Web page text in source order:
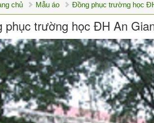
chủ Mẫu áo Đồng phục trường học
phục trường học ĐH An